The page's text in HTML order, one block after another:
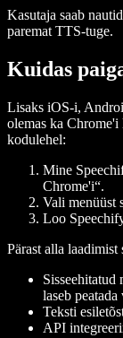
Kasutaja saab
paremat TTS-tuge.
Kuidas
Lisaks iOS-i,
olemas ka Chrome'i
kodulehel:
Mine
Chrome'i“.
Vali menüüst
Loo
Pärast alla
Sisseehitatud
laseb
Teksti
API